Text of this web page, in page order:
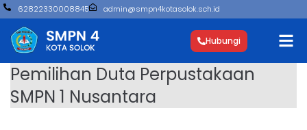
62822330008845 admin@smpn4kotasolok.sch.id
Hubungi
Pemilihan Duta Perpustakaan
SMPN 1 Nusantara